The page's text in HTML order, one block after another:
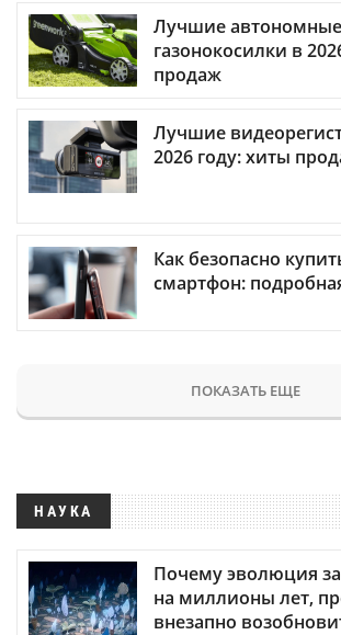
Лучшие автономные
газонокосилки в
продаж
Лучшие
2026 году: хиты
Как безопасно
смартфон:
ПОКАЗАТЬ ЕЩЕ
НАУКА
Почему эволюция
на миллионы лет,
внезапно